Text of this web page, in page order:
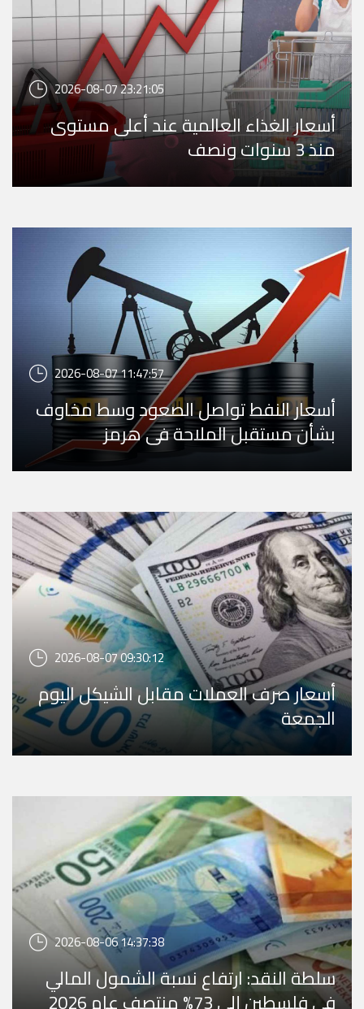
2026-08-07 23:21:05
أسعار الغذاء العالمية عند أعلى مستوى
منذ 3 سنوات ونصف
2026-08-07 11:47:57
أسعار النفط تواصل الصعود وسط مخاوف
بشأن مستقبل الملاحة في هرمز
2026-08-07 09:30:12
أسعار صرف العملات مقابل الشيكل اليوم
الجمعة
2026-08-06 14:37:38
سلطة النقد: ارتفاع نسبة الشمول المالي